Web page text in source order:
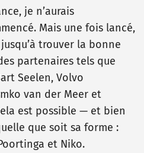
je n’aurais
Mais une fois lancé,
trouver la bonne
partenaires tels que
Seelen, Volvo
van der Meer et
est possible — et bien
que soit sa forme :
et Niko.